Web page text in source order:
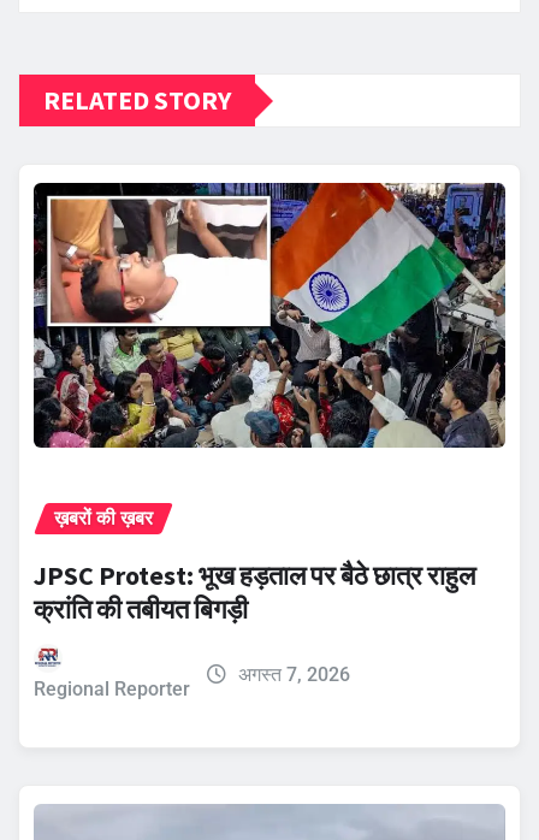
RELATED STORY
ख़बरों की ख़बर
JPSC Protest: भूख हड़ताल पर बैठे छात्र राहुल
क्रांति की तबीयत बिगड़ी
Regional Reporter
अगस्त 7, 2026